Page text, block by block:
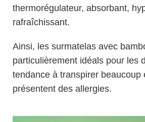
thermorégulateur, absorbant,
rafraîchissant.
Ainsi, les surmatelas avec
particulièrement idéals pour les
tendance à transpirer beaucoup
présentent des allergies.